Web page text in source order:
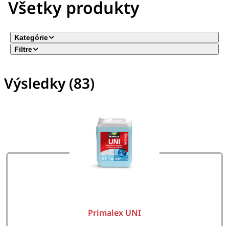
Všetky produkty
Kategórie
Filtre
Výsledky (83)
Primalex UNI